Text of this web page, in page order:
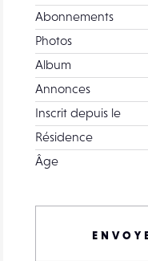
Abonnements
Photos
Album
Annonces
Inscrit depuis le
Résidence
Âge